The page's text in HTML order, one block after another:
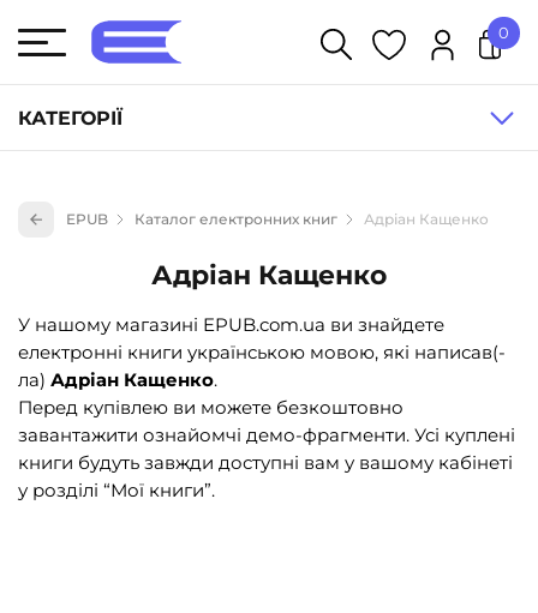
КАТЕГОРІЇ
Книги для дітей (835)
Книги для підлітків (240)
Науково-популярна література (1015)
Навчальна література та посібники (527)
Енциклопедії, довідники, словники (55)
Подарункові сертифікати (1)
0
EPUB Каталог електронних книг Адріан Кащенко
Адріан Кащенко
У нашому магазині EPUB.com.ua ви знайдете
електронні книги українською мовою, які написав(-
ла) Адріан Кащенко.
Перед купівлею ви можете безкоштовно
завантажити ознайомчі демо-фрагменти. Усі куплені
книги будуть завжди доступні вам у вашому кабінеті
у розділі “Мої книги”.